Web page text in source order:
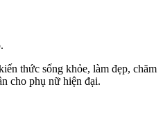
thức sống khỏe, làm đẹp, chăm
cho phụ nữ hiện đại.